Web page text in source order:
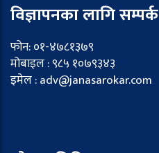
विज्ञापनका लागि सम्पर्क
फोन: ०१-४७८१३७९
मोबाइल : ९८५ १०७९३४३
इमेल : adv@janasarokar.com